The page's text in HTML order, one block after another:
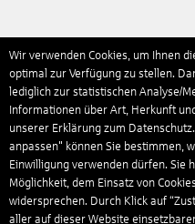
Wir verwenden Cookies, um Ihnen
optimal zur Verfügung zu stellen.
lediglich zur statistischen Analyse/
Informationen über Art, Herkunft
unserer Erklärung zum
anpassen" können Sie bestimmen,
Einwilligung verwenden dürfen. Sie
Möglichkeit, dem Einsatz von
widersprechen. Durch Klick auf
aller auf dieser Website